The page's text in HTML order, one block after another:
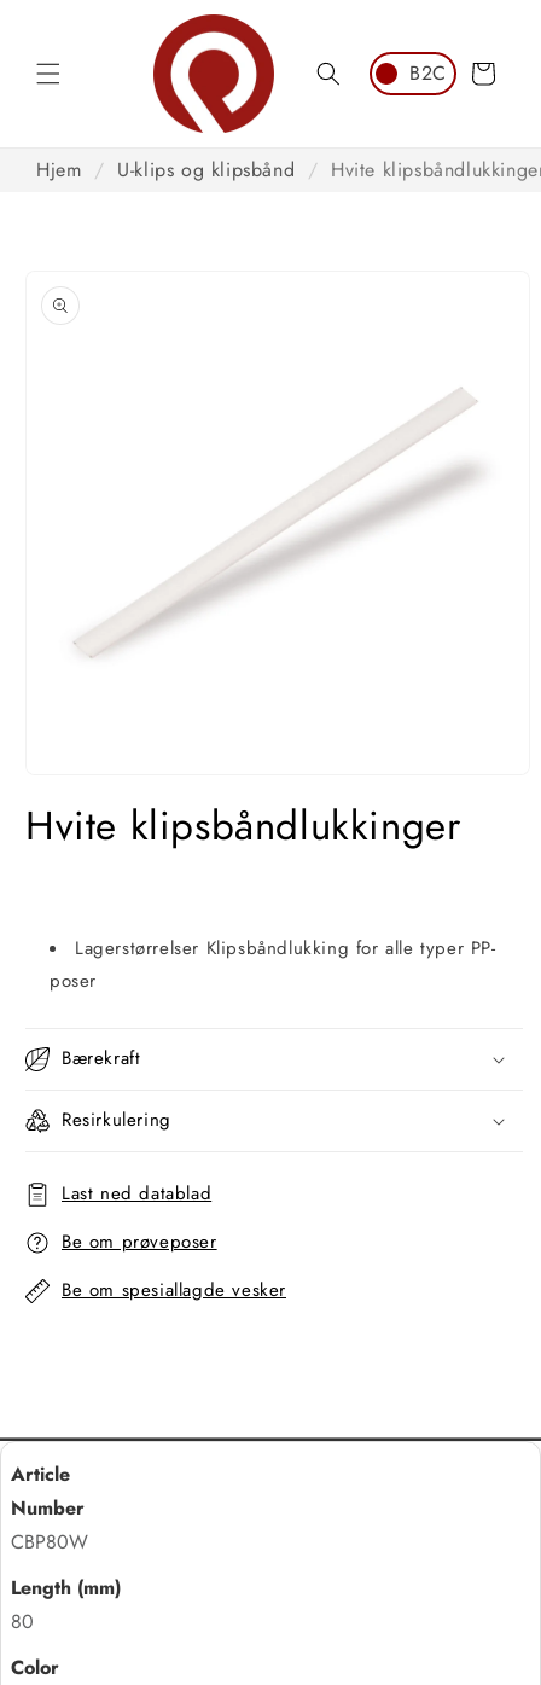
Handlekurv
Hjem / U-klips og klipsbånd / Hvite
til
iHvite klipsbåndlukkinger
Lagerstørrelser Klipsbåndlukking for alle typer PP-
poser
Bærekraft
Resirkulering
Last ned datablad
Be om prøveposer
Be om spesiallagde vesker
CBP80W
80